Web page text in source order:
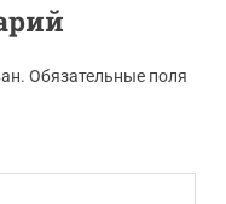
Обязательные поля